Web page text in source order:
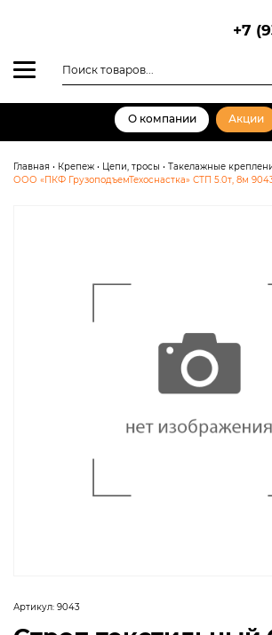
+7
товаров
О компании Акции
Главная • Крепеж • Цепи, тросы • Такелажные
ООО «ПКФ ГрузоподъемТехоснастка» СТП 5.0т, 8м
Артикул: 9043